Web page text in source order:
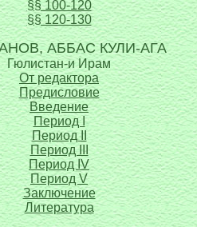
§§ 100-120
§§ 120-130
АББАС КУЛИ-АГА
Гюлистан-и Ирам
От редактора
Предисловие
Введение
Период I
Период II
Период III
Период IV
Период V
Заключение
Литература